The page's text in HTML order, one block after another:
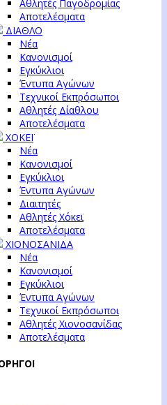
Αθλητές Παγοδρομίας
Αποτελέσματα
ΔΙΑΘΛΟ
Νέα
Κανονισμοί
Εγκύκλιοι
Έντυπα Αγώνων
Τεχνικοί Εκπρόσωποι
Αθλητές Δίαθλου
Αποτελέσματα
ΧΟΚΕΪ
Νέα
Κανονισμοί
Εγκύκλιοι
Έντυπα Αγώνων
Διαιτητές
Αθλητές Χόκεϊ
Αποτελέσματα
ΧΙΟΝΟΣΑΝΙΔΑ
Νέα
Κανονισμοί
Εγκύκλιοι
Έντυπα Αγώνων
Τεχνικοί Εκπρόσωποι
Αθλητές Χιονοσανίδας
Αποτελέσματα